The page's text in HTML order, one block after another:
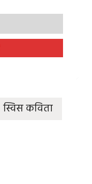
स्विस कविता